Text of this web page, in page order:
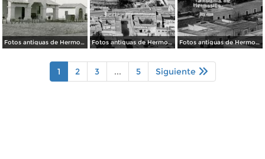
Fotos antiguas de Hermosillo Fotos antiguas de Hermosillo Fotos antiguas de Hermosillo
1 2 3 ... 5 Siguiente